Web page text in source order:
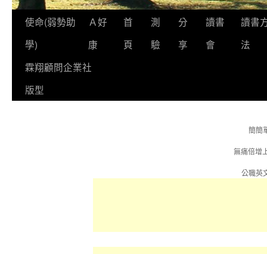
跳使命(弱勢助
學)
Ａ好
康
首
頁
測
驗
分
享
讀書
會
讀書
法
霖翔顧問企業社
版型
簡簡
無痛倍增
公職英